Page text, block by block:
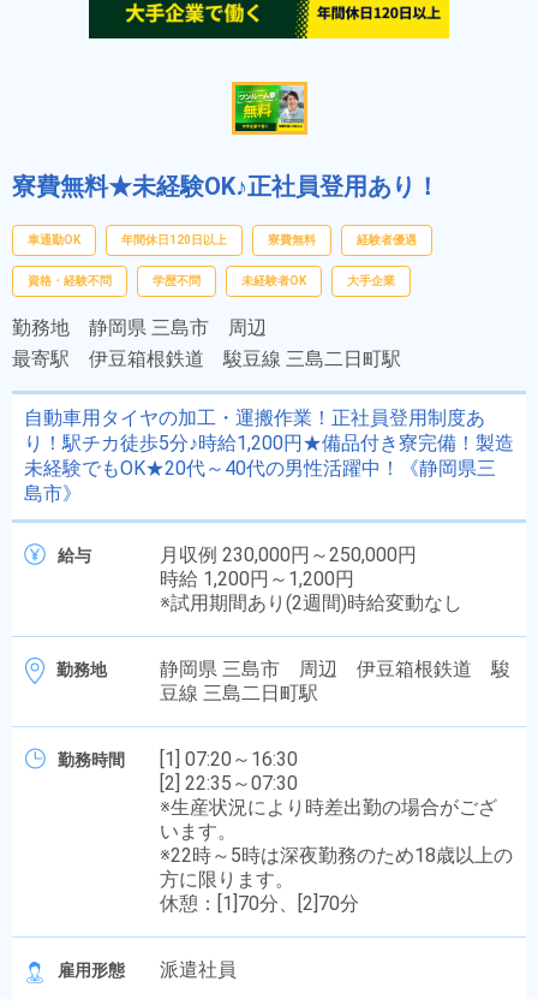
寮費無料★未経験OK♪正社員登用あり！
車通勤OK 年間休日120日以上 寮費無料 経験者優遇
資格・経験不問 学歴不問 未経験者OK 大手企業
勤務地 静岡県 三島市 周辺
最寄駅 伊豆箱根鉄道 駿豆線 三島二日町駅
自動車用タイヤの加工・運搬作業！正社員登用制度あ
り！駅チカ徒歩5分♪時給1,200円★備品付き寮完備！製造
未経験でもOK★20代～40代の男性活躍中！《静岡県三
島市》
給与
月収例 230,000円～250,000円
時給 1,200円～1,200円
※試用期間あり(2週間)時給変動なし
勤務地
静岡県 三島市 周辺 伊豆箱根鉄道 駿
豆線 三島二日町駅
勤務時間
[1] 07:20～16:30
[2] 22:35～07:30
※生産状況により時差出勤の場合がござ
います。
※22時～5時は深夜勤務のため18歳以上の
方に限ります。
休憩：[1]70分、[2]70分
雇用形態 派遣社員